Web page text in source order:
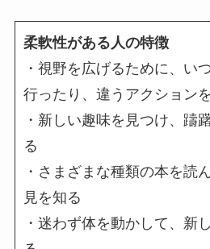
柔軟性がある人の特徴
・視野を広げるために、い
行ったり、違うアクション
・新しい趣味を見つけ、躊
る
・さまざまな種類の本を読
見を知る
・迷わず体を動かして、新